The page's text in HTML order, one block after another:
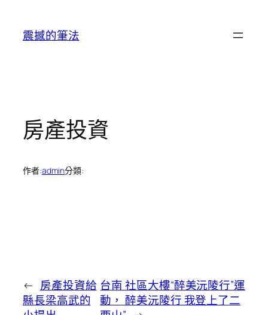
震撼的筆法
房產投資
作者:admin分類:
← 房產投資給
縣長梁高武的
台南 社區大樓“醉美沅陵行”運
動， 醉美沅陵行 我登上了二